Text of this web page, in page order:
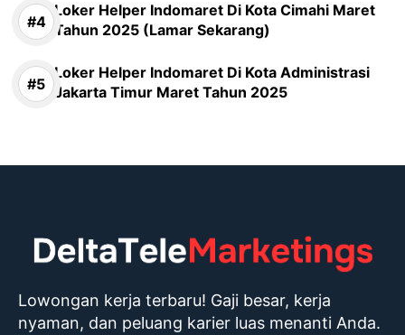
Loker Helper Indomaret Di Kota Cimahi Maret
Tahun 2025 (Lamar Sekarang)
Loker Helper Indomaret Di Kota Administrasi
Jakarta Timur Maret Tahun 2025
Lowongan kerja terbaru! Gaji besar, kerja
nyaman, dan peluang karier luas menanti Anda.